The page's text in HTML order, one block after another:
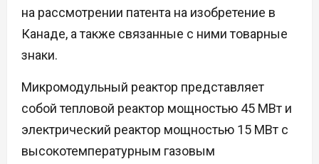
на рассмотрении патента на изобретение в
Канаде, а также связанные с ними товарные
знаки.
Микромодульный реактор представляет
собой тепловой реактор мощностью 45 МВт и
электрический реактор мощностью 15 МВт с
высокотемпературным газовым